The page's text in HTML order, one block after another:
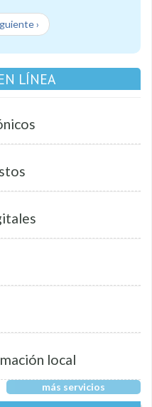
›
LÍNEA
local
más servicios